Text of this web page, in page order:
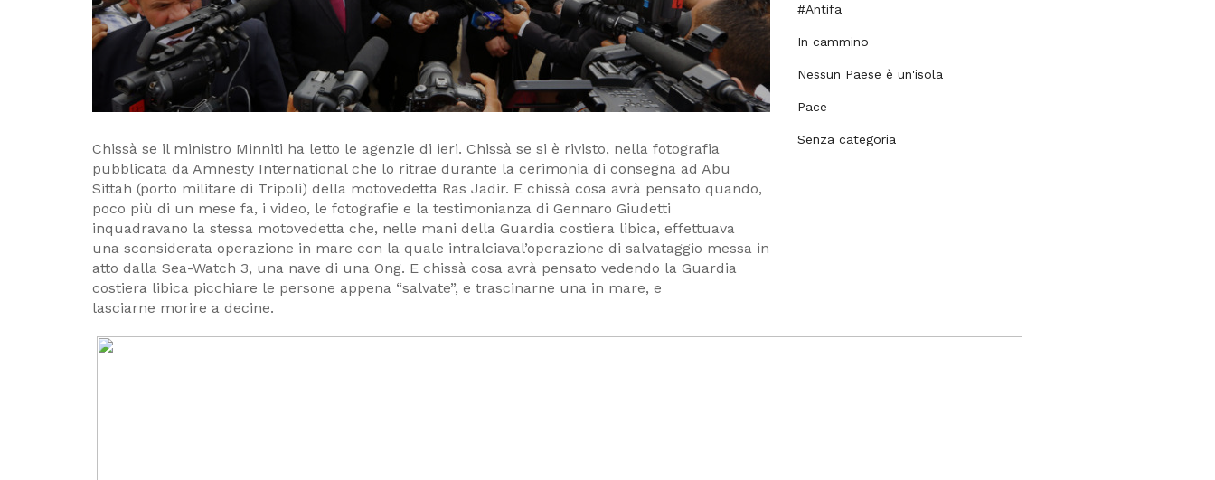
Chissà se il ministro Minniti ha letto le agenzie di ieri. Chissà se si è rivisto, nella fotografia
pubblicata da Amnesty International che lo ritrae durante la cerimonia di consegna ad Abu
Sittah (porto militare di Tripoli) della motovedetta Ras Jadir. E chissà cosa avrà pensato quando,
poco più di un mese fa, i video, le fotografie e la testimonianza di Gennaro Giudetti
inquadravano la stessa motovedetta che, nelle mani della Guardia costiera libica, effettuava
una sconsiderata operazione in mare con la quale intralciaval’operazione di salvataggio messa in
atto dalla Sea-Watch 3, una nave di una Ong. E chissà cosa avrà pensato vedendo la Guardia
costiera libica picchiare le persone appena “salvate”, e trascinarne una in mare, e
lasciarne morire a decine.
#Antifa
In cammino
Nessun Paese è un'isola
Pace
Senza categoria